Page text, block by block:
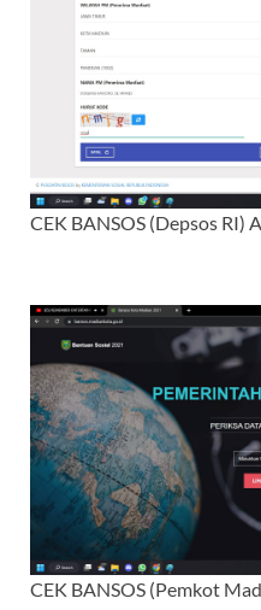
CEK BANSOS (Depsos RI)
CEK BANSOS (Pemkot